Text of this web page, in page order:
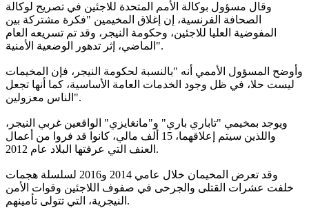
وقال مسؤول بوكالة الأمم المتحدة للاجئين في تصريح لوكالة
الصحافة الفرنسية، إن إغلاق المخيمين "فكرة مشتركة بين
المفوضية العليا للاجئين، وحكومة النيجر، وقد تم تسريعه العام
الماضي، إثر تدهور الوضعية الأمنية".
وأوضح المسؤول الأممي أنه "بالنسبة لحكومة النيجر، فإن المخيمات
ليست حلا، في ظل وجود الخدمات العامة الأساسية، كما أنها تجعل
الناس معزولين".
ويوجد بمخيمي "تاباري باري" و"مانغايزي" الواقعين غربي النيجر،
واللذين سيتم إعلاقهما، 15 ألف مالي، كانوا قد فروا من أعمال
العنف التي عرفتها البلاد عام 2012.
وقد تعرض المخيمان خلال عامي 2014 و2016 لسلسلة هجمات
خلفت عشرات القتلى والجرحى في صفوف اللاجئين وقوات الأمن
النيجرية، التي تتولى تأمينهم.